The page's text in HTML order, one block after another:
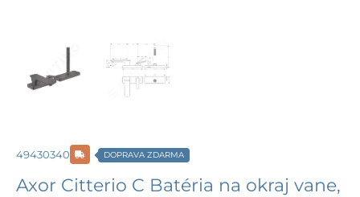
49430340 DOPRAVA ZDARMA
Axor Citterio C Batéria na okraj vane,